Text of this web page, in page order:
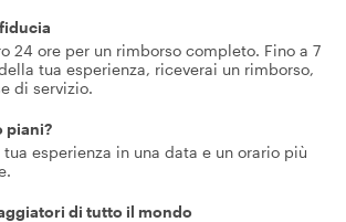
24 ore per un rimborso completo. Fino a 7
tua esperienza, riceverai un rimborso,
di servizio.
piani?
esperienza in una data e un orario più
di tutto il mondo